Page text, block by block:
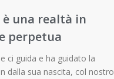
è una realtà in
perpetua
ci guida e ha guidato la
dalla sua nascita, col nostro